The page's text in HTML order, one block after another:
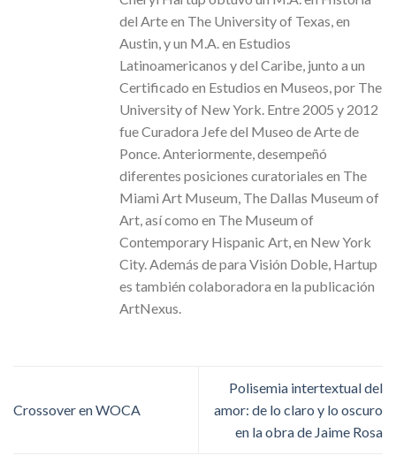
del Arte en The University of Texas, en
Austin, y un M.A. en Estudios
Latinoamericanos y del Caribe, junto a un
Certificado en Estudios en Museos, por The
University of New York. Entre 2005 y 2012
fue Curadora Jefe del Museo de Arte de
Ponce. Anteriormente, desempeñó
diferentes posiciones curatoriales en The
Miami Art Museum, The Dallas Museum of
Art, así como en The Museum of
Contemporary Hispanic Art, en New York
City. Además de para Visión Doble, Hartup
es también colaboradora en la publicación
ArtNexus.
Crossover en WOCA
Polisemia intertextual del
amor: de lo claro y lo oscuro
en la obra de Jaime Rosa